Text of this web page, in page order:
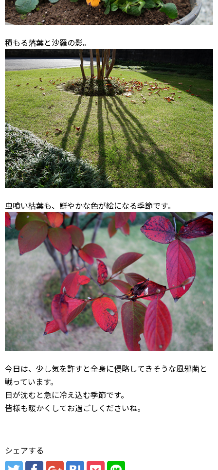
積もる落葉と沙羅の影。
虫喰い枯葉も、鮮やかな色が絵になる季節です。
今日は、少し気を許すと全身に侵略してきそうな風邪菌と
戦っています。
日が沈むと急に冷え込む季節です。
皆様も暖かくしてお過ごしくださいね。
シェアする